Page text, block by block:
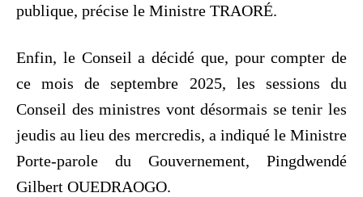
publique, précise le Ministre TRAORÉ.
Enfin, le Conseil a décidé que, pour compter de
ce mois de septembre 2025, les sessions du
Conseil des ministres vont désormais se tenir les
jeudis au lieu des mercredis, a indiqué le Ministre
Porte-parole du Gouvernement, Pingdwendé
Gilbert OUEDRAOGO.